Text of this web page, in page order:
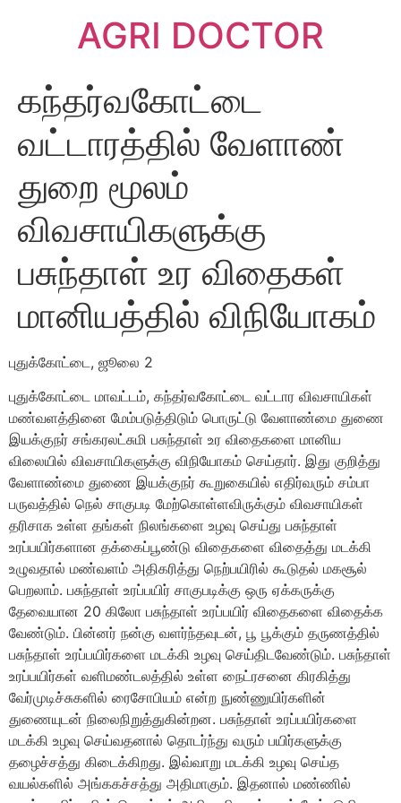
AGRI DOCTOR
கந்தர்வகோட்டை
வட்டாரத்தில் வேளாண்
துறை மூலம்
விவசாயிகளுக்கு
பசுந்தாள் உர விதைகள்
மானியத்தில் விநியோகம்
புதுக்கோட்டை, ஜூலை 2
புதுக்கோட்டை மாவட்டம், கந்தர்வகோட்டை வட்டார விவசாயிகள்
மண்வளத்தினை மேம்படுத்திடும் பொருட்டு வேளாண்மை துணை
இயக்குநர் சங்கரலட்சுமி பசுந்தாள் உர விதைகளை மானிய
விலையில் விவசாயிகளுக்கு விநியோகம் செய்தார். இது குறித்து
வேளாண்மை துணை இயக்குநர் கூறுகையில் எதிர்வரும் சம்பா
பருவத்தில் நெல் சாகுபடி மேற்கொள்ளவிருக்கும் விவசாயிகள்
தரிசாக உள்ள தங்கள் நிலங்களை உழவு செய்து பசுந்தாள்
உரப்பயிர்களான தக்கைப்பூண்டு விதைகளை விதைத்து மடக்கி
உழுவதால் மண்வளம் அதிகரித்து நெற்பயிரில் கூடுதல் மகசூல்
பெறலாம். பசுந்தாள் உரப்பயிர் சாகுபடிக்கு ஒரு ஏக்கருக்கு
தேவையான 20 கிலோ பசுந்தாள் உரப்பயிர் விதைகளை விதைக்க
வேண்டும். பின்னர் நன்கு வளர்ந்தவுடன், பூ பூக்கும் தருணத்தில்
பசுந்தாள் உரப்பயிர்களை மடக்கி உழவு செய்திடவேண்டும். பசுந்தாள்
உரப்பயிர்கள் வளிமண்டலத்தில் உள்ள நைட்ரசனை கிரகித்து
வேர்முடிச்சுகளில் ரைசோபியம் என்ற நுண்ணுயிர்களின்
துணையுடன் நிலைநிறுத்துகின்றன. பசுந்தாள் உரப்பயிர்களை
மடக்கி உழவு செய்வதனால் தொடர்ந்து வரும் பயிர்களுக்கு
தழைச்சத்து கிடைக்கிறது. இவ்வாறு மடக்கி உழவு செய்த
வயல்களில் அங்ககச்சத்து அதிமாகும். இதனால் மண்ணில்